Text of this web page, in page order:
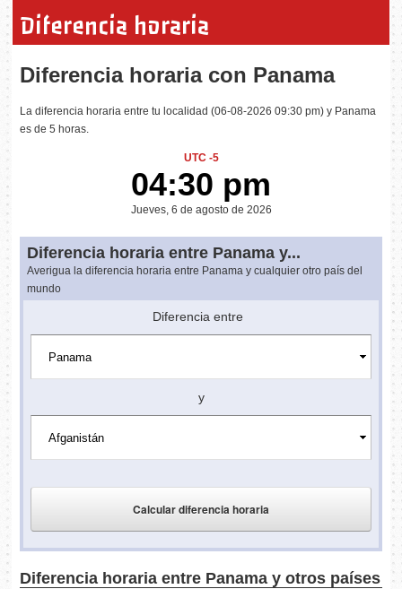
Diferencia horaria
Diferencia horaria con Panama
La diferencia horaria entre tu localidad (06-08-2026 09:30 pm) y Panama
es de 5 horas.
UTC -5
04:30 pm
Jueves, 6 de agosto de 2026
Diferencia horaria entre Panama y...
Averigua la diferencia horaria entre Panama y cualquier otro país del
mundo
Diferencia entre
y
Diferencia horaria entre Panama y otros países